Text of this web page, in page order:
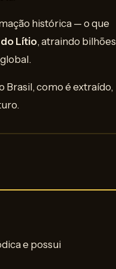
histórica — o que
Lítio, atraindo bilhões
Brasil, como é extraído,
e possui